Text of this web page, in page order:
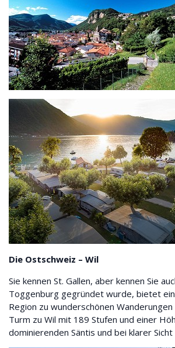
Die Ostschweiz – Wil
Sie kennen St. Gallen, aber kennen Sie
Toggenburg gegründet wurde, bietet
Region zu wunderschönen
Turm zu Wil mit 189 Stufen und einer
dominierenden Säntis und bei klarer